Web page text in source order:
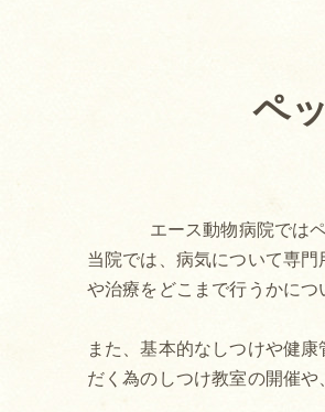
ペ
エース動物病院では
当院では、病気について専
や治療をどこまで行うかに
また、基本的なしつけや健
だく為のしつけ教室の開催